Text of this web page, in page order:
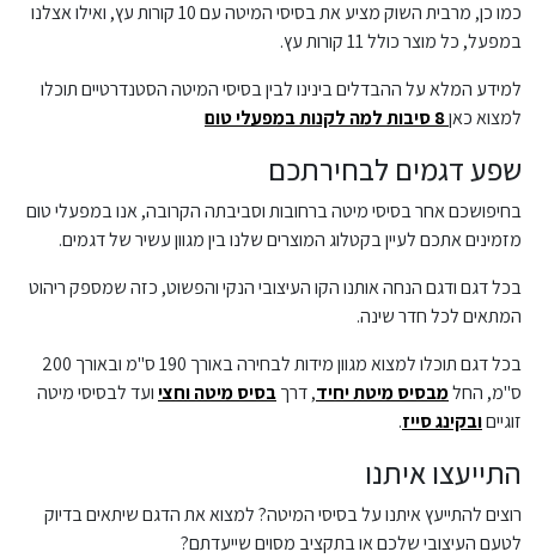
כמו כן, מרבית השוק מציע את בסיסי המיטה עם 10 קורות עץ, ואילו אצלנו
במפעל, כל מוצר כולל 11 קורות עץ.
למידע המלא על ההבדלים בינינו לבין בסיסי המיטה הסטנדרטיים תוכלו
למצוא כאן
שפע דגמים לבחירתכם
בחיפושכם אחר בסיסי מיטה ברחובות וסביבתה הקרובה, אנו במפעלי טום
מזמינים אתכם לעיין בקטלוג המוצרים שלנו בין מגוון עשיר של דגמים.
בכל דגם ודגם הנחה אותנו הקו העיצובי הנקי והפשוט, כזה שמספק ריהוט
המתאים לכל חדר שינה.
בכל דגם תוכלו למצוא מגוון מידות לבחירה באורך 190 ס"מ ובאורך 200
ס"מ, החלמבסיס מיטת יחיד, דרךבסיס מיטה וחציועד לבסיסי מיטה
זוגייםובקינג סייז.
התייעצו איתנו
רוצים להתייעץ איתנו על בסיסי המיטה? למצוא את הדגם שיתאים בדיוק
לטעם העיצובי שלכם או בתקציב מסוים שייעדתם?